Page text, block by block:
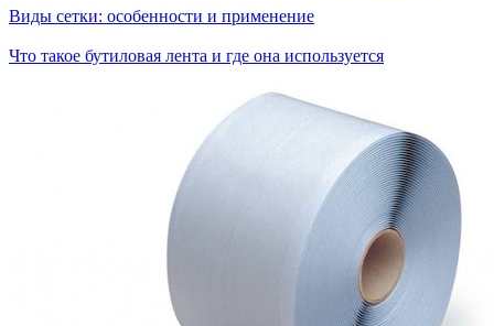
Виды сетки: особенности и применение
Что такое бутиловая лента и где она используется